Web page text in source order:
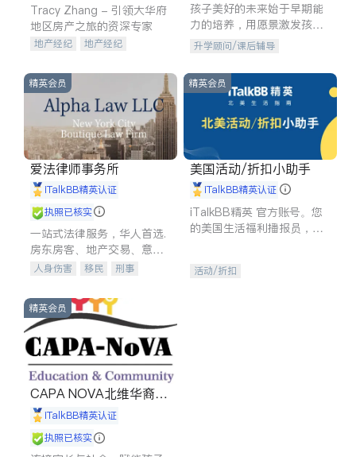
Tracy Zhang - 引领大华府
地区房产之旅的资深专家
地产经纪
地产经纪
商铺租售
孩子美好的未来始于早期能
力的培养，用愿景激发孩子
的学习潜力和动力。理念：
石。
升学顾问/课后辅导
精英会员
爱法律师事务所
iTalkBB精英认证
执照已核实
一站式法律服务，华人首选.
房东房客、地产交易、意外
伤害、车祸重伤、商业诉
建筑合同、刑事案件全包办
人身伤害 移民
刑事
信托/遗嘱
商业
索赔
律师-其它 保释
精英会员
美国活动/折扣小助手
iTalkBB精英认证
iTalkBB精英 官方账号。您
的美国生活福利播报员，精
专属福利。
活动/折扣
精英会员
CAPA NOVA北维华裔家
长会iTalkBB精英认证
执照已核实